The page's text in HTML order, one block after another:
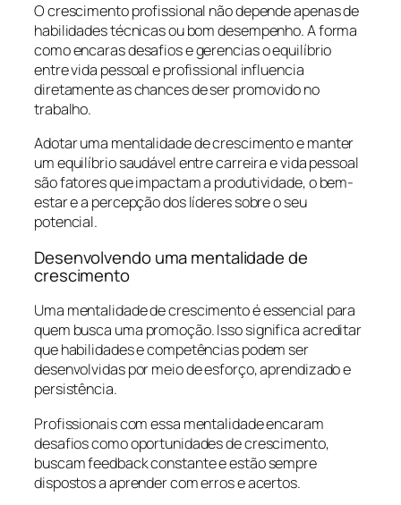
O crescimento profissional não depende apenas de
habilidades técnicas ou bom desempenho. A forma
como encaras desafios e gerencias o equilíbrio
entre vida pessoal e profissional influencia
diretamente as chances de ser promovido no
trabalho.
Adotar uma mentalidade de crescimento e manter
um equilíbrio saudável entre carreira e vida pessoal
são fatores que impactam a produtividade, o bem-
estar e a percepção dos líderes sobre o seu
potencial.
Desenvolvendo uma mentalidade de
crescimento
Uma mentalidade de crescimento é essencial para
quem busca uma promoção. Isso significa acreditar
que habilidades e competências podem ser
desenvolvidas por meio de esforço, aprendizado e
persistência.
Profissionais com essa mentalidade encaram
desafios como oportunidades de crescimento,
buscam feedback constante e estão sempre
dispostos a aprender com erros e acertos.